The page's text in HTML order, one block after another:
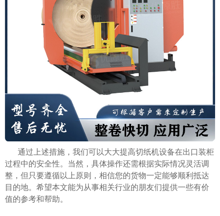
通过上述措施，我们可以大大提高切纸机设备在出口装柜
过程中的安全性。当然，具体操作还需根据实际情况灵活调
整，但只要遵循以上原则，相信您的货物一定能够顺利抵达
目的地。希望本文能为从事相关行业的朋友们提供一些有价
值的参考和帮助。